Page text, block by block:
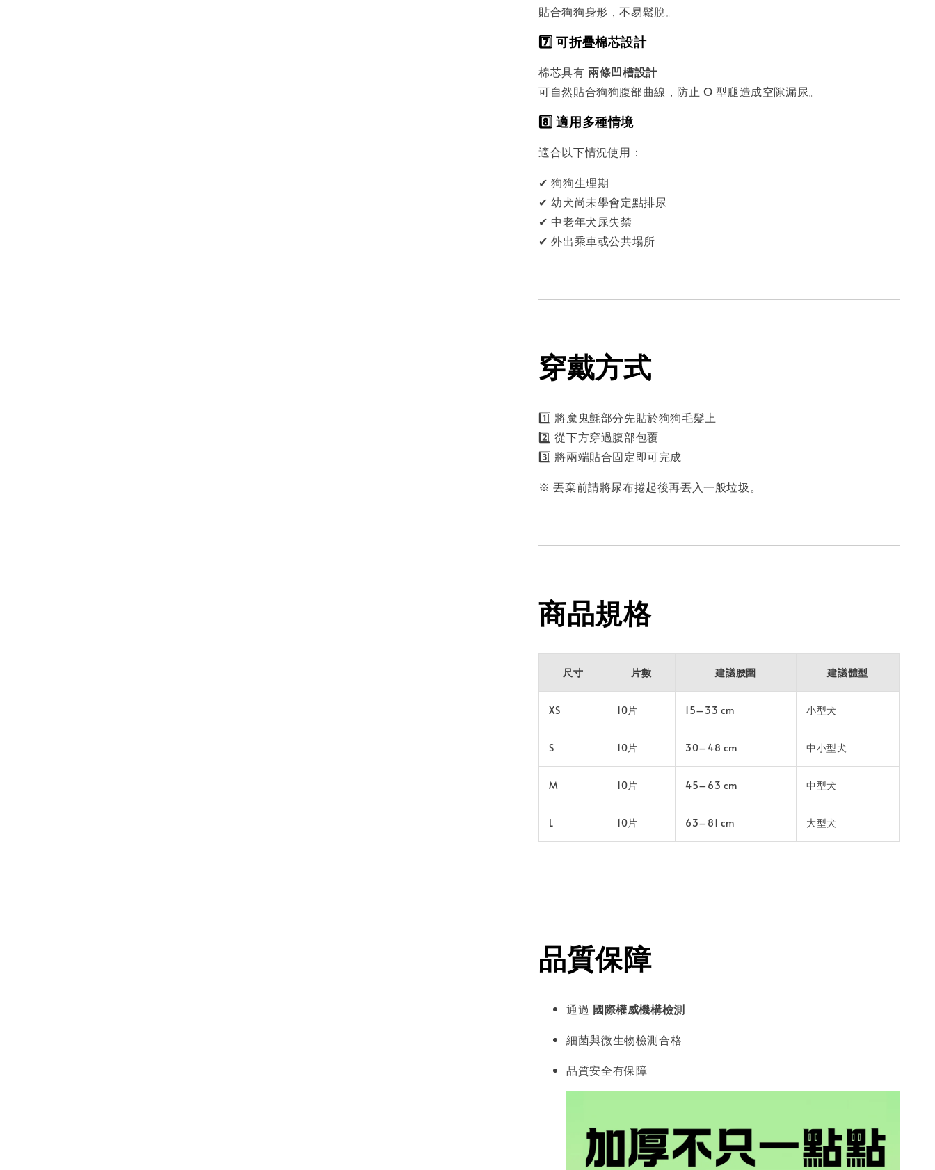
貼合狗狗身形，不易鬆脫。
7️⃣ 可折疊棉芯設計
棉芯具有 兩條凹槽設計
可自然貼合狗狗腹部曲線，防止 O 型腿造成空隙漏尿。
8️⃣ 適用多種情境
適合以下情況使用：
✔ 狗狗生理期
✔ 幼犬尚未學會定點排尿
✔ 中老年犬尿失禁
✔ 外出乘車或公共場所
穿戴方式
1️⃣ 將魔鬼氈部分先貼於狗狗毛髮上
2️⃣ 從下方穿過腹部包覆
3️⃣ 將兩端貼合固定即可完成
※ 丟棄前請將尿布捲起後再丟入一般垃圾。
商品規格
尺寸 片數 建議腰圍 建議體型
XS 10片 15–33 cm 小型犬
S 10片 30–48 cm 中小型犬
M 10片 45–63 cm 中型犬
L 10片 63–81 cm 大型犬
品質保障
通過 國際權威機構檢測
細菌與微生物檢測合格
品質安全有保障